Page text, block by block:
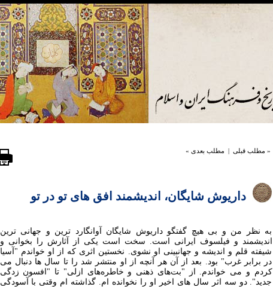
« مطلب قبلی | مطلب بعدی »
داريوش شايگان، انديشمند افق های تو در تو
به نظر من و بی هيچ گفتگو داريوش شايگان آوانگارد ترين و جهانی ترين
انديشمند و فيلسوف ايرانی است. سخت است يکی از آثارش را بخوانی و
شيفته قلم و انديشه و جهانبينی او نشوی. نخستين اثری که از او خواندم "آسيا
در برابر غرب" بود. بعد از آن هر آنچه از او منتشر شد را تا سال ها دنبال می
کردم و می خواندم. از "بت‌های ذهنی و خاطره‌های ازلی" تا "افسون زدگی
جدید". دو سه اثر سال های اخير او را نخوانده ام. گذاشته ام وقتی با آسودگی